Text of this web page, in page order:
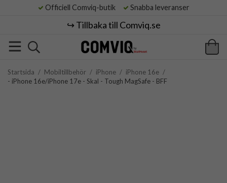
Officiell Comviq-butik Snabba leveranser
↪️ Tillbaka till Comviq.se
Startsida / Mobiltillbehör / iPhone / iPhone 16e /
- iPhone 16e/iPhone 17e - Skal - Tough MagSafe - BFF